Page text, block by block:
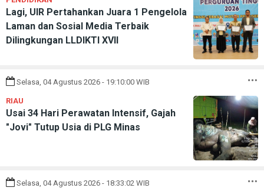
Lagi, UIR Pertahankan Juara 1 Pengelola
Laman dan Sosial Media Terbaik
Dilingkungan LLDIKTI XVII
Selasa, 04 Agustus 2026 - 19:10:00 WIB
RIAU
Usai 34 Hari Perawatan Intensif, Gajah
"Jovi" Tutup Usia di PLG Minas
Selasa, 04 Agustus 2026 - 18:33:02 WIB